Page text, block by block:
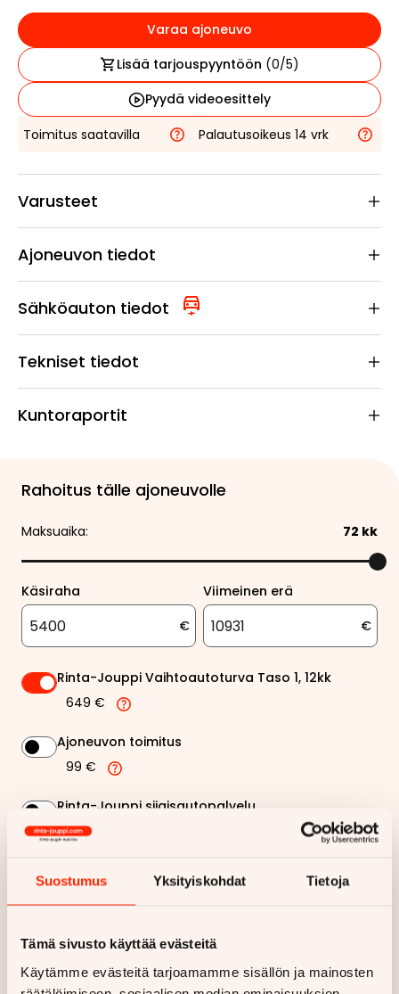
Suostumus Yksityiskohdat Tietoja
Tämä sivusto käyttää evästeitä
Käytämme evästeitä tarjoamamme sisällön ja mainosten
Varaa ajoneuvo
Lisää tarjouspyyntöön (0/5)
Pyydä videoesittely
Toimitus saatavilla
Palautusoikeus 14 vrk
Varusteet
Ajoneuvon tiedot
Sähköauton tiedot
Tekniset tiedot
Kuntoraportit
Rahoitus tälle ajoneuvolle
Maksuaika: 72 kk
Käsiraha
€
Viimeinen erä
€
Rinta-Jouppi Vaihtoautoturva Taso 1, 12kk
649 €
Ajoneuvon toimitus
99 €
Rinta-Jouppi sijaisautopalvelu
99 €
Kuukausierä
Haluan myös tarjouksen vakuutuksesta